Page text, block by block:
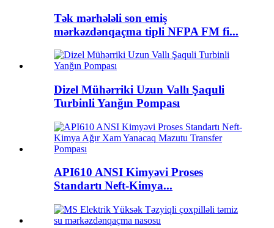
Tək mərhələli son emiş
mərkəzdənqaçma tipli NFPA FM fi...
Dizel Mühərriki Uzun Vallı Şaquli
Turbinli Yanğın Pompası
API610 ANSI Kimyəvi Proses
Standartı Neft-Kimya...